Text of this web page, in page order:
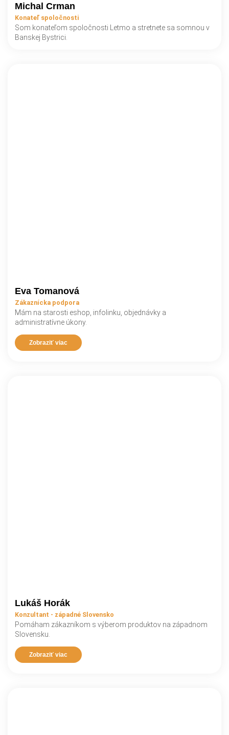
Michal Crman
Konateľ spoločnosti
Som konateľom spoločnosti Letmo a stretnete sa somnou v
Banskej Bystrici.
Eva Tomanová
Zákaznícka podpora
Mám na starosti eshop, infolinku, objednávky a
administratívne úkony.
Zobraziť viac
Lukáš Horák
Konzultant - západné Slovensko
Pomáham zákazníkom s výberom produktov na západnom
Slovensku.
Zobraziť viac